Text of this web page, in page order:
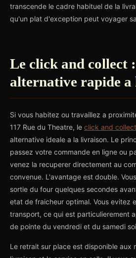
transcende le cadre habituel de la
qu'un plat d'exception peut voyager
Le click and collect
alternative rapide
Si vous habitez ou travaillez a
117 Rue du Theatre, le click and collect
alternative ideale a la livraison. Le
passez votre commande en ligne ou
venez la recuperer directement au
convenue. L'avantage est double.
sortie du four quelques secondes
etat de fraicheur optimal. Vous evitez
transport, ce qui est particulierement
de pointe du vendredi et du samedi
Le retrait sur place est disponible aux